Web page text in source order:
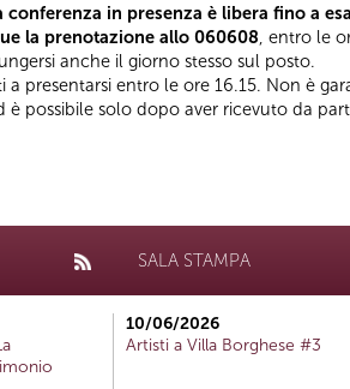
conferenza in presenza è libera fino a
la prenotazione allo 060608, entro le
anche il giorno stesso sul posto.
a presentarsi entro le ore 16.15. Non è
è possibile solo dopo aver ricevuto da
SALA STAMPA
10/06/2026
Artisti a Villa Borghese #3